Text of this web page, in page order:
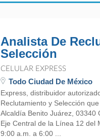
Analista De
Selección
CELULAR EXPRESS
Todo Ciudad De México
Express, distribuidor
Reclutamiento y Selección
Alcaldía Benito Juárez, 03340
Eje Central de la Línea 12 del
9:00 a.m. a 6:00 ...